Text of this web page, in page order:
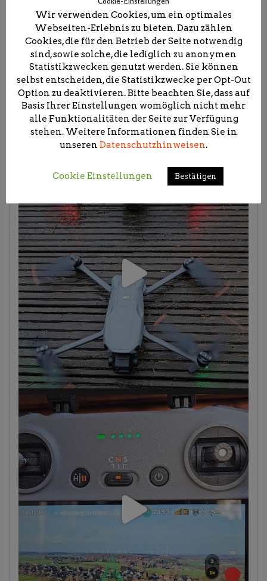
Wir verwenden Cookies, um ein optimales
Webseiten-Erlebnis zu bieten. Dazu zählen
Cookies, die für den Betrieb der Seite notwendig
sind, sowie solche, die lediglich zu anonymen
Statistikzwecken genutzt werden. Sie können
selbst entscheiden, die Statistikzwecke per Opt-Out
Option zu deaktivieren. Bitte beachten Sie, dass auf
Basis Ihrer Einstellungen womöglich nicht mehr
alle Funktionalitäten der Seite zur Verfügung
stehen. Weitere Informationen finden Sie in
unseren Datenschutzhinweisen.
Cookie Einstellungen Bestätigen